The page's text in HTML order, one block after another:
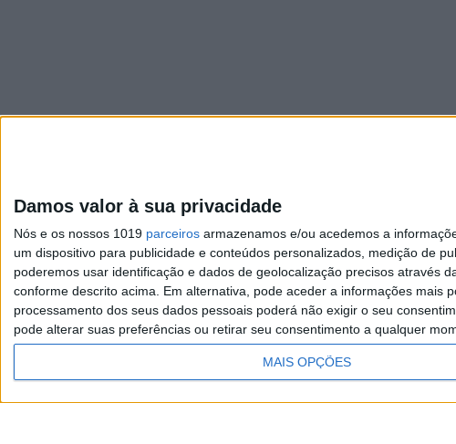
Damos valor à sua privacidade
Nós e os nossos 1019 parceiros armazenamos e/ou acedemos a
um dispositivo para publicidade e conteúdos personalizados, medição de
poderemos usar identificação e dados de geolocalização precisos através
conforme descrito acima. Em alternativa, pode aceder a informações mais
processamento dos seus dados pessoais poderá não exigir o seu
pode alterar suas preferências ou retirar seu consentimento a qualquer
MAIS OPÇÕES
Exame
Visão Saúde
TERMOS E CONDIÇÕES DE